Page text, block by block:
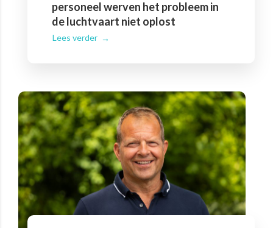
personeel werven het probleem in
de luchtvaart niet oplost
Lees verder